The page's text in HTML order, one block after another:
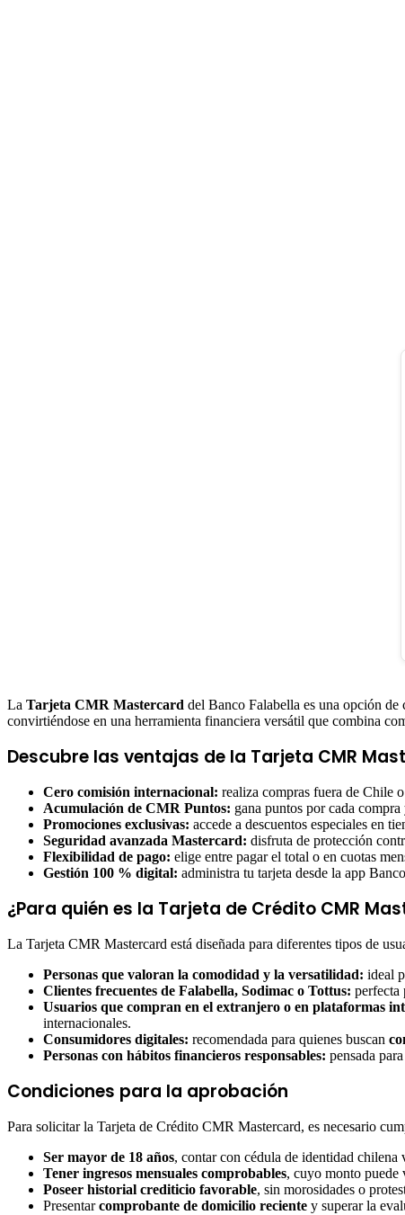
La Tarjeta CMR Mastercard del Banco Falabella es una opción
convirtiéndose en una herramienta financiera versátil que combina
Descubre las ventajas de la Tarjeta CMR
Cero comisión internacional: realiza compras fuera de Chile
Acumulación de CMR Puntos: gana puntos por cada
Promociones exclusivas: accede a descuentos especiales en
Seguridad avanzada Mastercard: disfruta de protección
Flexibilidad de pago: elige entre pagar el total o en cuotas
Gestión 100 % digital: administra tu tarjeta desde la app
¿Para quién es la Tarjeta de Crédito CMR
La Tarjeta CMR Mastercard está diseñada para diferentes tipos de
Personas que valoran la comodidad y la versatilidad: ideal
Clientes frecuentes de Falabella, Sodimac o Tottus: perfecta
Usuarios que compran en el extranjero o en plataformas
internacionales.
Consumidores digitales: recomendada para quienes buscan
Personas con hábitos financieros responsables: pensada
Condiciones para la aprobación
Para solicitar la Tarjeta de Crédito CMR Mastercard, es necesario
Ser mayor de 18 años, contar con cédula de identidad chilena
Tener ingresos mensuales comprobables, cuyo monto puede
Poseer historial crediticio favorable, sin morosidades o
Presentarcomprobante de domicilio reciente y superar la